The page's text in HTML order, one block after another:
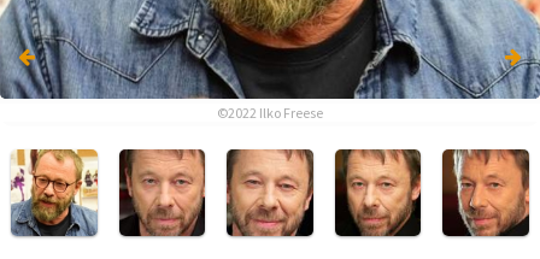
de/eng
©2022 Ilko Freese
©2022 Ilko Freese